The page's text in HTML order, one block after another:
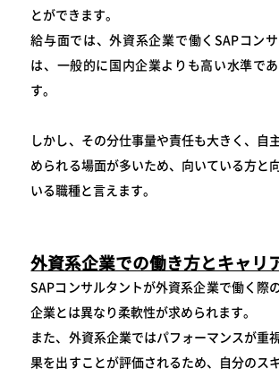
とができます。
給与面では、外資系企業で働くSAPコン
は、一般的に国内企業よりも高い水準で
す。
しかし、その分仕事量や責任も大きく、自
められる場面が多いため、向いている方と
いる職種と言えます。
外資系企業での働き方とキャリ
SAPコンサルタントが外資系企業で働く際
企業とは異なり柔軟性が求められます。
また、外資系企業ではパフォーマンスが重
果を出すことが評価されるため、自分のス